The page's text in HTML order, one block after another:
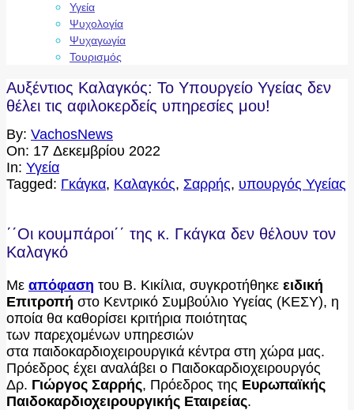
Υγεία
Ψυχολογία
Ψυχαγωγία
Τουρισμός
Αυξέντιος Καλαγκός: Το Υπουργείο Υγείας δεν
θέλει τις αφιλοκερδείς υπηρεσίες μου!
By: VachosNews
On: 17 Δεκεμβρίου 2022
In: Υγεία
Tagged: Γκάγκα, Καλαγκός, Σαρρής, υπουργός Υγείας
΄΄Οι κουμπάροι΄΄ της κ. Γκάγκα δεν θέλουν τον
Καλαγκό
Με απόφαση του Β. Κικίλια, συγκροτήθηκε ειδική
Επιτροπή στο Κεντρικό Συμβούλιο Υγείας (ΚΕΣΥ), η
οποία θα καθορίσει κριτήρια ποιότητας
των παρεχομένων υπηρεσιών
στα παιδοκαρδιοχειρουργικά κέντρα στη χώρα μας.
Πρόεδρος έχει αναλάβει ο Παιδοκαρδιοχειρουργός
Δρ. Γιώργος Σαρρής, Πρόεδρος της Ευρωπαϊκής
Παιδοκαρδιοχειρουργικής Εταιρείας.